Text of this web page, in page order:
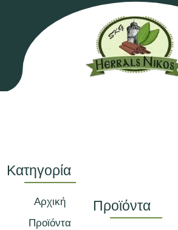
Κατηγορία
Αρχική
Προϊόντα
Προϊόντα